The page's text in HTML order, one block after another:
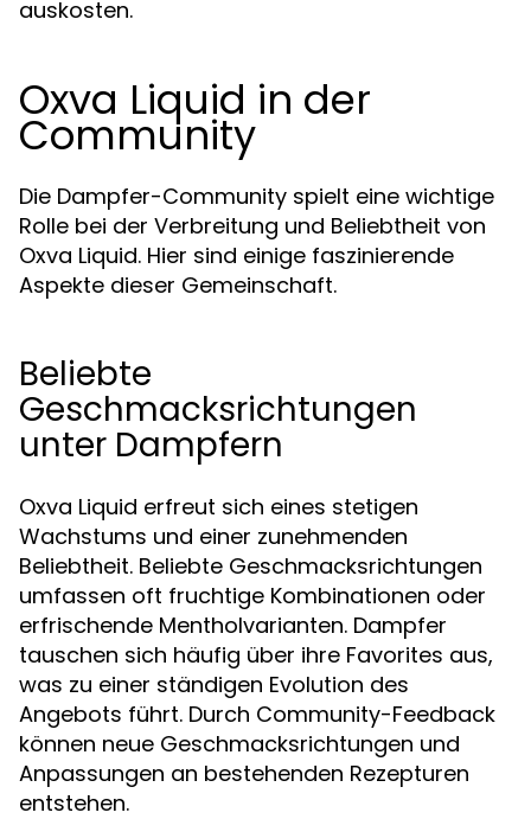
auskosten.
Oxva Liquid in der
Community
Die Dampfer-Community spielt eine wichtige
Rolle bei der Verbreitung und Beliebtheit von
Oxva Liquid. Hier sind einige faszinierende
Aspekte dieser Gemeinschaft.
Beliebte
Geschmacksrichtungen
unter Dampfern
Oxva Liquid erfreut sich eines stetigen
Wachstums und einer zunehmenden
Beliebtheit. Beliebte Geschmacksrichtungen
umfassen oft fruchtige Kombinationen oder
erfrischende Mentholvarianten. Dampfer
tauschen sich häufig über ihre Favorites aus,
was zu einer ständigen Evolution des
Angebots führt. Durch Community-Feedback
können neue Geschmacksrichtungen und
Anpassungen an bestehenden Rezepturen
entstehen.